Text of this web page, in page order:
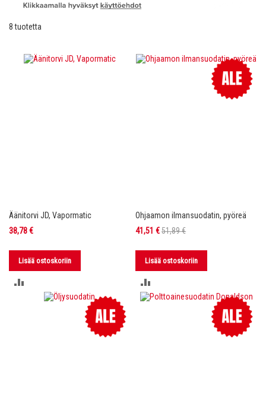
8tuotetta
Äänitorvi JD, Vapormatic
38,78 €
Lisää ostoskoriin
VERTAILUUN
Ohjaamon ilmansuodatin, pyöreä
Tarjoushinta
41,51 €51,89 €
Lisää ostoskoriin
VERTAILUUN